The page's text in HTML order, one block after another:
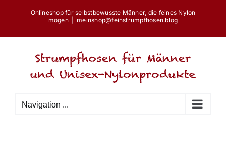
Onlineshop für selbstbewusste Männer, die feines Nylon
mögen
meinshop@feinstrumpfhosen.blog
Navigation ...